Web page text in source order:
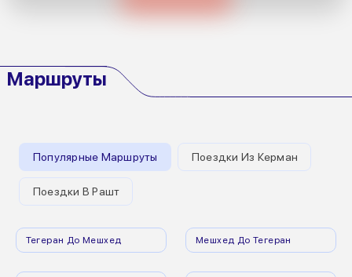
Маршруты
Популярные Маршруты Поездки Из Керман
Поездки В Рашт
Тегеран До Мешхед Мешхед До Тегеран